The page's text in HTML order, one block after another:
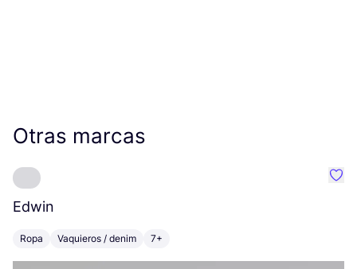
Otras marcas
Edwin
Ropa Vaquieros / denim 7+